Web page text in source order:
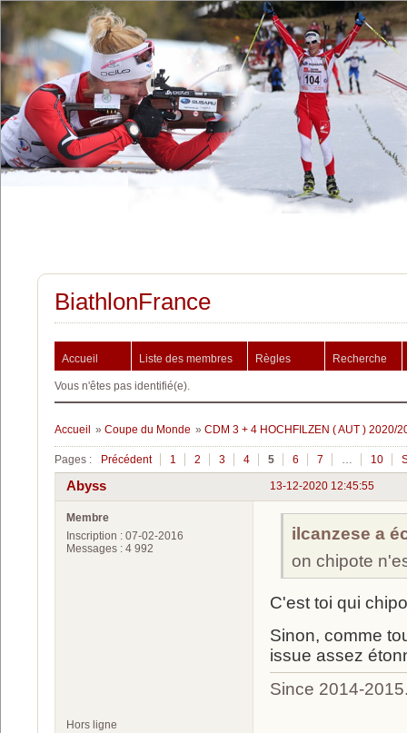
BiathlonFrance
Accueil Liste des membres Règles Recherche
Vous n'êtes pas identifié(e).
Accueil » Coupe du Monde » CDM 3 + 4 HOCHFILZEN ( AUT ) 2020/
Pages : Précédent 1 2 3 4 5 6 7 … 10
13-12-2020 12:45:55
Abyss
Membre
Inscription : 07-02-2016
Messages : 4 992
ilcanzese a
on chipote
C'est toi qui
Sinon, comme
issue assez
Since 2014-
Hors ligne